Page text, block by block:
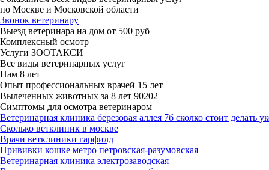
по Москве и Московской области
Звонок ветеринару
Выезд ветеринара на дом от 500 руб
Комплексный осмотр
Услуги ЗООТАКСИ
Все виды ветеринарных услуг
Нам 8 лет
Опыт профессиональных врачей 15 лет
Вылеченных животных за 8 лет 90202
Симптомы для осмотра ветеринаром
Ветеринарная клиника березовая аллея 7б сколко стоит делать
Сколько ветклиник в москве
Врачи ветклиники гарфилд
Прививки кошке метро петровская-разумовская
Ветеринарная клиника электрозаводская